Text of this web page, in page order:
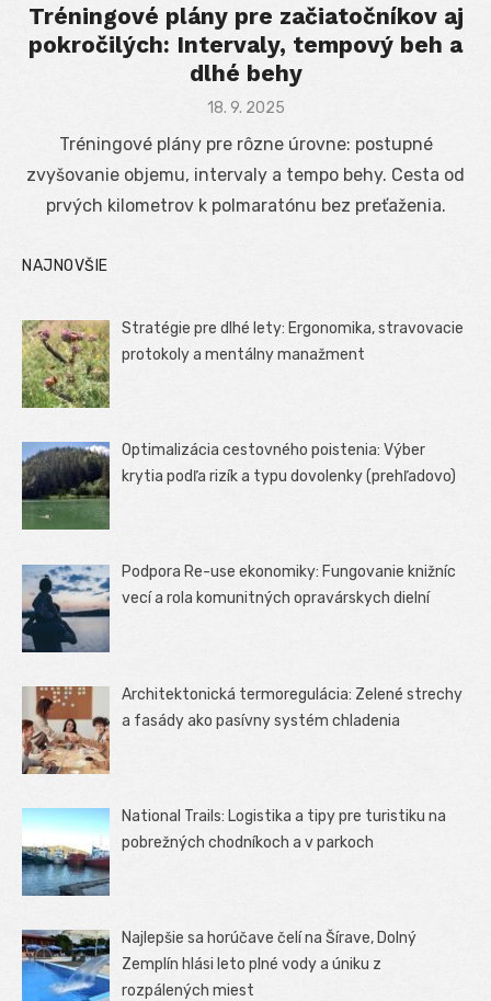
Tréningové plány pre začiatočníkov aj
pokročilých: Intervaly, tempový beh a
dlhé behy
Posted
18. 9. 2025
Tréningové plány pre rôzne úrovne: postupné
zvyšovanie objemu, intervaly a tempo behy. Cesta od
prvých kilometrov k polmaratónu bez preťaženia.
NAJNOVŠIE
Stratégie pre dlhé lety: Ergonomika, stravovacie
protokoly a mentálny manažment
Optimalizácia cestovného poistenia: Výber
krytia podľa rizík a typu dovolenky (prehľadovo)
Podpora Re-use ekonomiky: Fungovanie knižníc
vecí a rola komunitných opravárskych dielní
Architektonická termoregulácia: Zelené strechy
a fasády ako pasívny systém chladenia
National Trails: Logistika a tipy pre turistiku na
pobrežných chodníkoch a v parkoch
Najlepšie sa horúčave čelí na Šírave, Dolný
Zemplín hlási leto plné vody a úniku z
rozpálených miest